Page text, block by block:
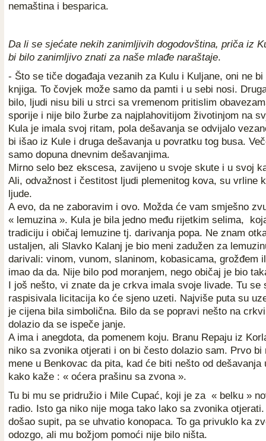
nemaština i besparica.
Da li se sjećate nekih zanimljivih dogodovština, priča iz
bi bilo zanimljivo znati za naše mlađe naraštaje.
- Što se tiče događaja vezanih za Kulu i Kuljane, oni ne
knjiga. To čovjek može samo da pamti i u sebi nosi.
bilo, ljudi nisu bili u strci sa vremenom pritislim
sporije i nije bilo žurbe za najplahovitijom životinjom na
Kula je imala svoj ritam, pola dešavanja se odvijalo
bi išao iz Kule i druga dešavanja u povratku tog busa.
samo dopuna dnevnim dešavanjima.
Mirno selo bez ekscesa, zavijeno u svoje skute i u svoj
Ali, odvažnost i čestitost ljudi plemenitog kova, su vrline
ljude.
A evo, da ne zaboravim i ovo. Možda će vam smješno
« lemuzina ». Kula je bila jedno među rijetkim selima,
tradiciju i običaj lemuzine tj. darivanja popa. Ne znam
ustaljen, ali Slavko Kalanj je bio meni zadužen za
darivali: vinom, vunom, slaninom, kobasicama, grožđem
imao da da. Nije bilo pod moranjem, nego običaj je bio
I još nešto, vi znate da je crkva imala svoje livade. Tu se
raspisivala licitacija ko će sjeno uzeti. Najviše puta su
je cijena bila simbolična. Bilo da se popravi nešto na
dolazio da se ispeče janje.
A ima i anegdota, da pomenem koju. Branu Repaju iz
niko sa zvonika otjerati i on bi često dolazio sam. Prvo bi
mene u Benkovac da pita, kad će biti nešto od dešavanja
kako kaže : « oćera prašinu sa zvona ».
Tu bi mu se pridružio i Mile Cupać, koji je za « belku »
radio. Isto ga niko nije moga tako lako sa zvonika
došao supit, pa se uhvatio konopaca. To ga privuklo ka
odozgo, ali mu božjom pomoći nije bilo ništa.